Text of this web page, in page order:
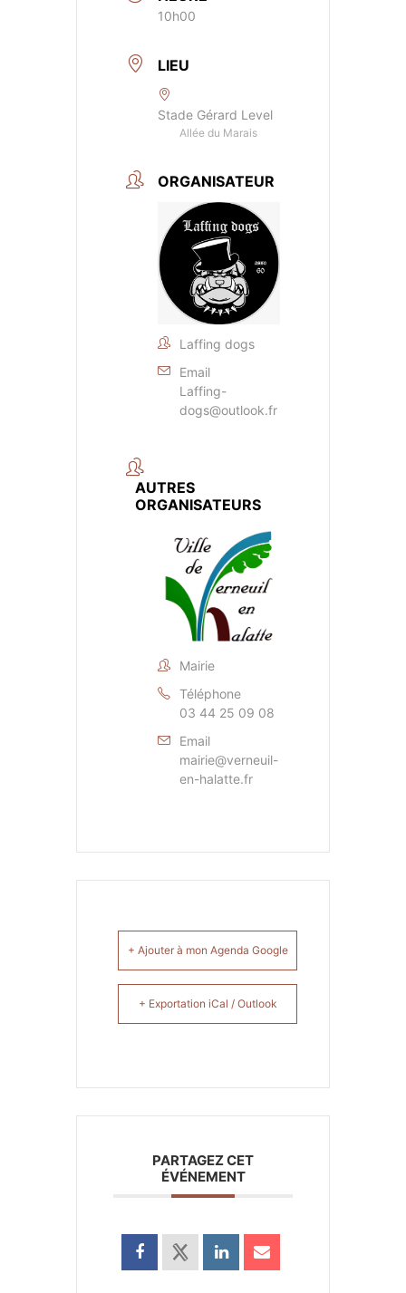
10h00
LIEU
Stade Gérard Level
Allée du Marais
ORGANISATEUR
Laffing dogs
Email
Laffing-
dogs@outlook.fr
AUTRES
ORGANISATEURS
Mairie
Téléphone
03 44 25 09 08
Email
mairie@verneuil-
en-halatte.fr
+ Ajouter à mon Agenda Google
+ Exportation iCal / Outlook
PARTAGEZ CET
ÉVÉNEMENT